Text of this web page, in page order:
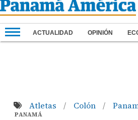
ACTUALIDAD OPINIÓN
Atletas / Colón /
PANAMÁ